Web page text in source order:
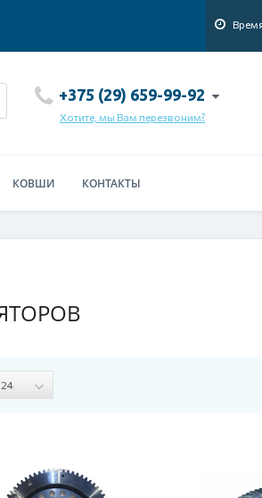
+375 (29) 659-99-92
Хотите, мы Вам перезвоним?
КОВШИ КОНТАКТЫ